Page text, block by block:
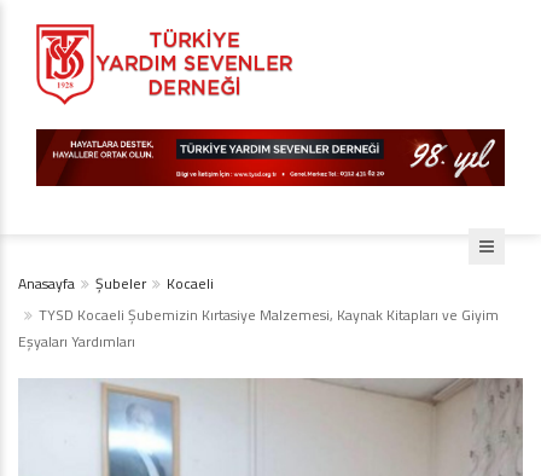
Anasayfa Şubeler
Kocaeli
TYSD Kocaeli Şubemizin Kırtasiye Malzemesi, Kaynak Kitapları ve Giyim
Eşyaları Yardımları